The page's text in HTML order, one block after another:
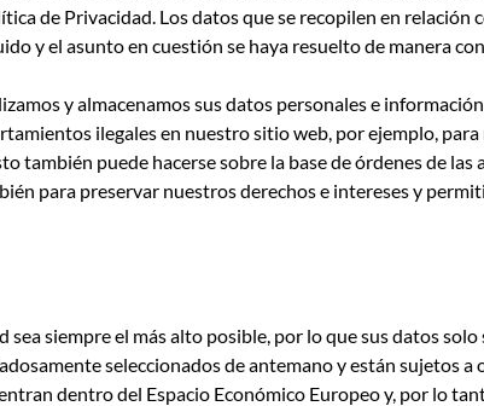
de Privacidad. Los datos que se recopilen en relación
y el asunto en cuestión se haya resuelto de manera
y almacenamos sus datos personales e
ilegales en nuestro sitio web, por ejemplo,
también puede hacerse sobre la base de órdenes de las
para preservar nuestros derechos e intereses y
siempre el más alto posible, por lo que sus datos solo
seleccionados de antemano y están sujetos a
dentro del Espacio Económico Europeo y, por lo